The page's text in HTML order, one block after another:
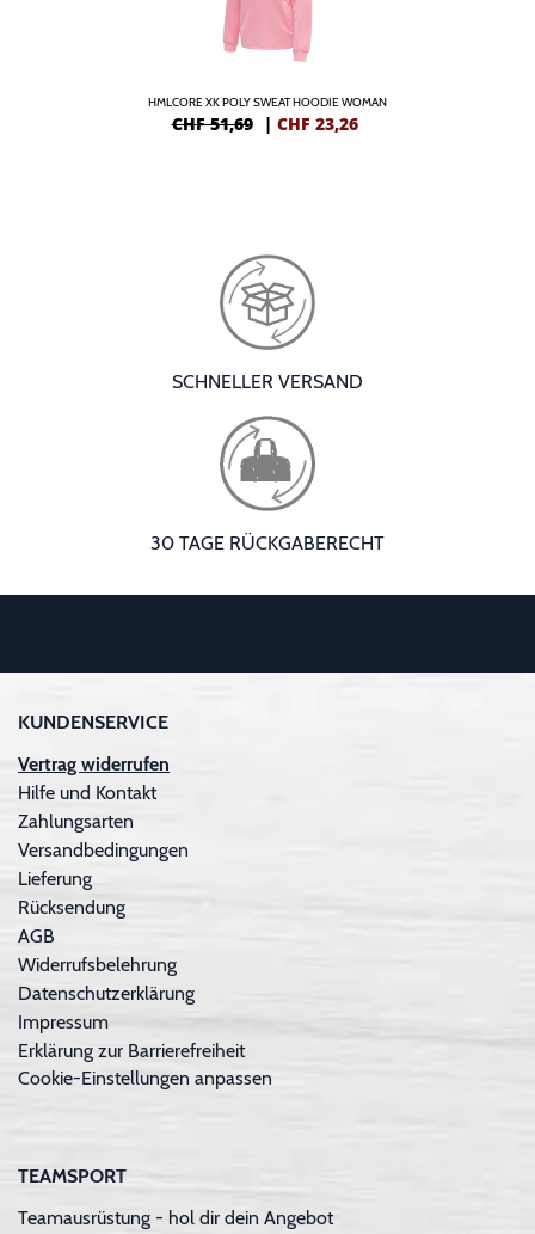
HMLCORE XK POLY SWEAT HOODIE WOMAN
CHF 51,69 | CHF 23,26
SCHNELLER VERSAND
30 TAGE RÜCKGABERECHT
KUNDENSERVICE
Vertrag widerrufen
Hilfe und Kontakt
Zahlungsarten
Versandbedingungen
Lieferung
Rücksendung
AGB
Widerrufsbelehrung
Datenschutzerklärung
Impressum
Erklärung zur Barrierefreiheit
Cookie-Einstellungen anpassen
TEAMSPORT
Teamausrüstung - hol dir dein Angebot